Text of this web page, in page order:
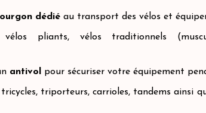
dédié au transport des vélos et
vélos pliants, vélos traditionnels
antivol pour sécuriser votre équipement
tricycles, triporteurs, carrioles, tandemsainsi